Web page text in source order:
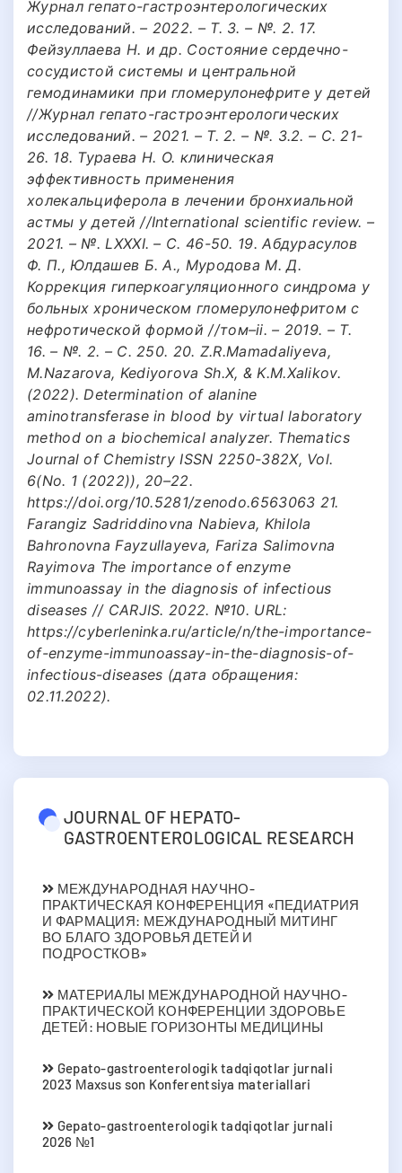
Журнал гепато-гастроэнтерологических
исследований. – 2022. – Т. 3. – №. 2. 17.
Фейзуллаева Н. и др. Состояние сердечно-
сосудистой системы и центральной
гемодинамики при гломерулонефрите у детей
//Журнал гепато-гастроэнтерологических
исследований. – 2021. – Т. 2. – №. 3.2. – С. 21-
26. 18. Тураева Н. О. клиническая
эффективность применения
холекальциферола в лечении бронхиальной
астмы у детей //International scientific review. –
2021. – №. LXXXI. – С. 46-50. 19. Абдурасулов
Ф. П., Юлдашев Б. А., Муродова М. Д.
Коррекция гиперкоагуляционного синдрома у
больных хроническом гломерулонефритом с
нефротической формой //том–ii. – 2019. – Т.
16. – №. 2. – С. 250. 20. Z.R.Mamadaliyeva,
M.Nazarova, Kediyorova Sh.X, & K.M.Xalikov.
(2022). Determination of alanine
aminotransferase in blood by virtual laboratory
method on a biochemical analyzer. Thematics
Journal of Chemistry ISSN 2250-382X, Vol.
6(No. 1 (2022)), 20–22.
https://doi.org/10.5281/zenodo.6563063 21.
Farangiz Sadriddinovna Nabieva, Khilola
Bahronovna Fayzullayeva, Fariza Salimovna
Rayimova The importance of enzyme
immunoassay in the diagnosis of infectious
diseases // CARJIS. 2022. №10. URL:
https://cyberleninka.ru/article/n/the-importance-
of-enzyme-immunoassay-in-the-diagnosis-of-
infectious-diseases (дата обращения:
02.11.2022).
JOURNAL OF HEPATO-
GASTROENTEROLOGICAL RESEARCH
МЕЖДУНАРОДНАЯ НАУЧНО-
ПРАКТИЧЕСКАЯ КОНФЕРЕНЦИЯ «ПЕДИАТРИЯ
И ФАРМАЦИЯ: МЕЖДУНАРОДНЫЙ МИТИНГ
ВО БЛАГО ЗДОРОВЬЯ ДЕТЕЙ И
ПОДРОСТКОВ»
МАТЕРИАЛЫ МЕЖДУНАРОДНОЙ НАУЧНО-
ПРАКТИЧЕСКОЙ КОНФЕРЕНЦИИ ЗДОРОВЬЕ
ДЕТЕЙ: НОВЫЕ ГОРИЗОНТЫ МЕДИЦИНЫ
Gepato-gastroenterologik tadqiqotlar jurnali
2023 Мaxsus son Konferentsiya materiallari
Gepato-gastroenterologik tadqiqotlar jurnali
2026 №1